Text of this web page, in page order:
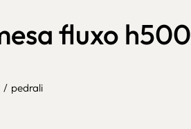
fluxo h500
/ pedrali